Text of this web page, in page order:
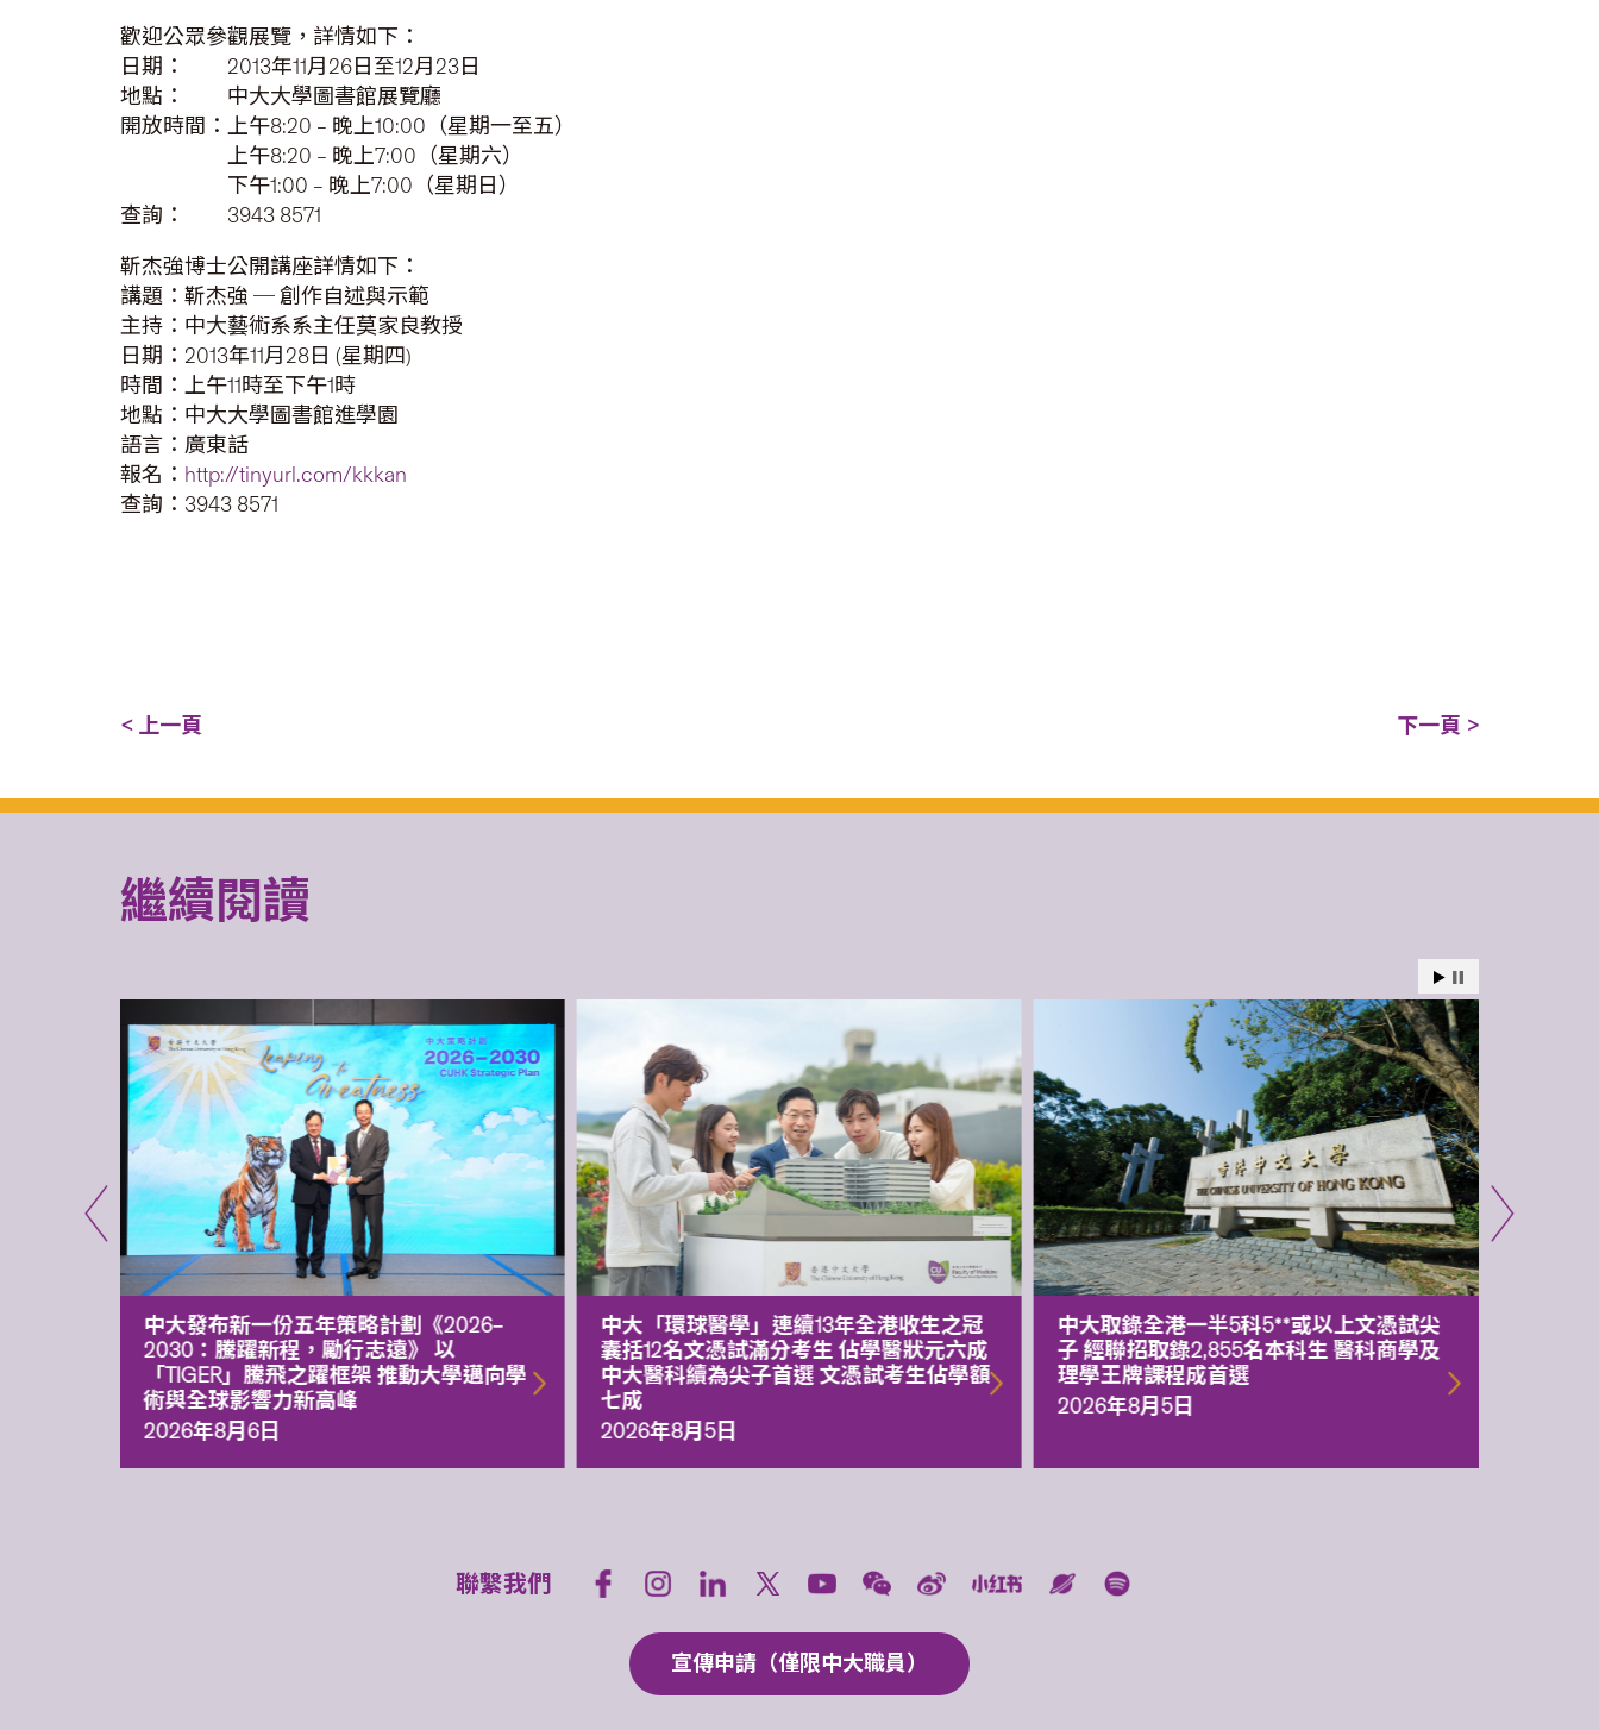
歡迎公眾參觀展覽，詳情如下：
日期： 2013年11月26日至12月23日
地點： 中大大學圖書館展覽廳
開放時間：上午8:20 – 晚上10:00（星期一至五）
上午8:20 – 晚上7:00（星期六）
下午1:00 – 晚上7:00（星期日）
查詢： 3943 8571
靳杰強博士公開講座詳情如下：
講題：靳杰強 ─ 創作自述與示範
主持：中大藝術系系主任莫家良教授
日期：2013年11月28日 (星期四)
時間：上午11時至下午1時
地點：中大大學圖書館進學園
語言：廣東話
報名： http://tinyurl.com/kkkan
查詢：3943 8571
< 上一頁 下一頁 >
繼續閱讀
中大發布新一份五年策略計劃《2026‒
2030：騰躍新程，勵行志遠》 以
「TIGER」騰飛之躍框架 推動大學邁向學
術與全球影響力新高峰
2026年8月6日
中大「環球醫學」連續13年全港收生之冠
囊括12名文憑試滿分考生 佔學醫狀元六成
中大醫科續為尖子首選 文憑試考生佔學額
七成
2026年8月5日
中大取錄全港一半5科5**或以上文憑試尖
子 經聯招取錄2,855名本科生 醫科商學及
理學王牌課程成首選
2026年8月5日
聯繫我們
宣傳申請（僅限中大職員）